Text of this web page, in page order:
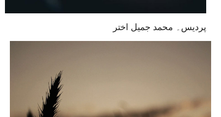
پردیس۔ محمد جمیل اختر